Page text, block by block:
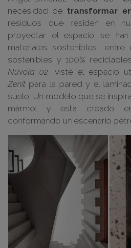
necesidad de transformar
residuos que residen en
proyectar el espacio se han
materiales sostenibles, entre
sostenibles y 100%
Nuvola 02 , viste el espacio
Zenit para la pared y el
suelo. Un modelo que se
mármol y está creado
conformando un escenario